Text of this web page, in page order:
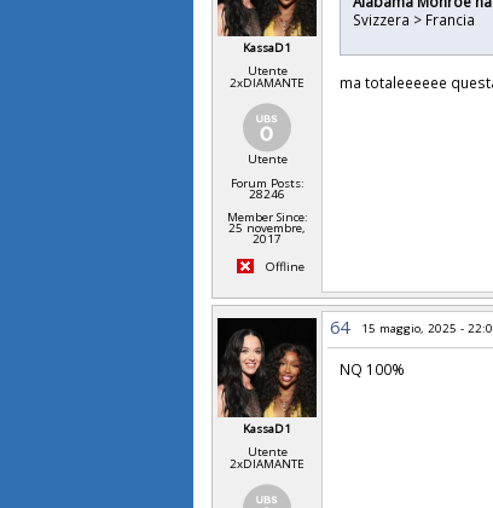
KassaD1
Utente
2xDIAMANTE
Utente
Forum Posts:
28246
Member Since:
25 novembre,
2017
Offline
Svizzera > Francia
ma totaleeeeee
KassaD1
Utente
2xDIAMANTE
64 15 maggio, 2025 -
NQ 100%